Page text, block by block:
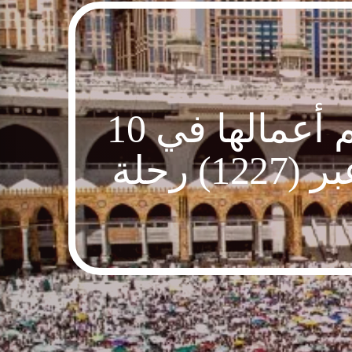
موسم الحج.. مبادرة “طريق مكة” تختتم أعمالها في 10